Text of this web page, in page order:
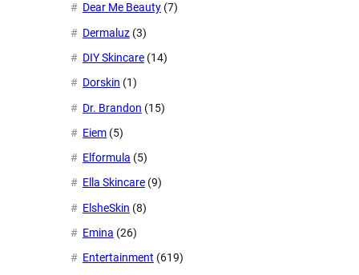
Dear Me Beauty (7)
Dermaluz (3)
DIY Skincare (14)
Dorskin (1)
Dr. Brandon (15)
Eiem (5)
Elformula (5)
Ella Skincare (9)
ElsheSkin (8)
Emina (26)
Entertainment (619)